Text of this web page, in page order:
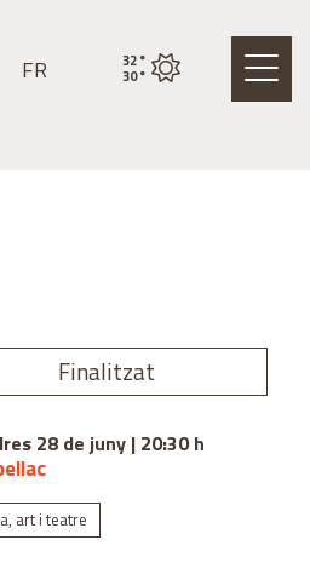
FR Estat actual del
32°
30°
Finalitzat
28 de juny | 20:30 h
art i teatre